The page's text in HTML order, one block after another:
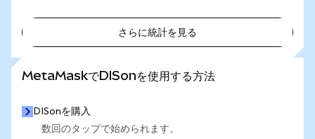
さらに統計を見る
MetaMaskでDISonを使用する方法
DISonを購入
数回のタップで始められます。